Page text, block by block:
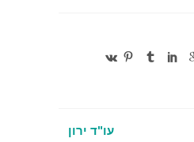
עו"ד ירון